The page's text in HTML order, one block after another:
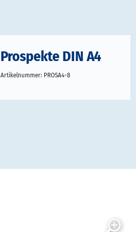
Prospekte DIN A4
Artikelnummer: PROSA4-8